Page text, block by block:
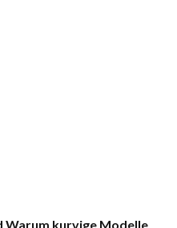
Warum kurvige Modelle